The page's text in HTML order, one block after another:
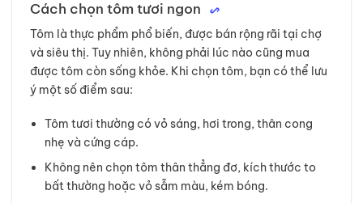
Cách chọn tôm tươi ngon
Tôm là thực phẩm phổ biến, được bán rộng rãi tại chợ
và siêu thị. Tuy nhiên, không phải lúc nào cũng mua
được tôm còn sống khỏe. Khi chọn tôm, bạn có thể lưu
ý một số điểm sau:
Tôm tươi thường có vỏ sáng, hơi trong, thân cong
nhẹ và cứng cáp.
Không nên chọn tôm thân thẳng đơ, kích thước to
bất thường hoặc vỏ sẫm màu, kém bóng.